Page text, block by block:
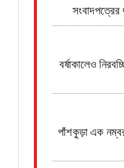
সংবাদপত্রের
বর্ষাকালেও
পাঁশকুড়া এক